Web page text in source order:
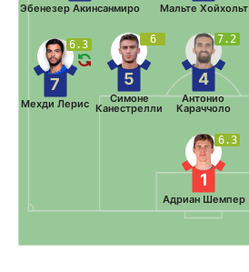
6.3
1
Адриан Шемпер
6.3
7
Мехди Лерис
6
5
Симоне
Канестрелли
7.2
4
Антонио
Караччоло
Эбенезер Акинсанмиро Мальте Хойхольт